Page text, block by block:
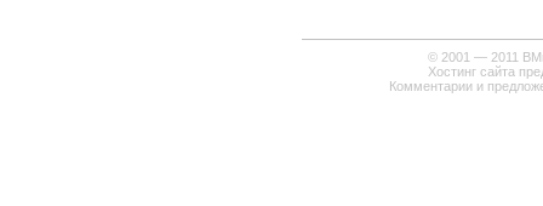
© 2001 — 2011
Хостинг сайта
Комментарии и